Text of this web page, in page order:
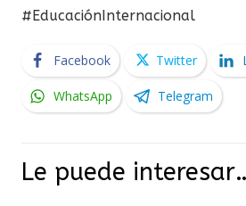
#EducaciónInternacional
Facebook Twitter
WhatsApp Telegram
Le puede